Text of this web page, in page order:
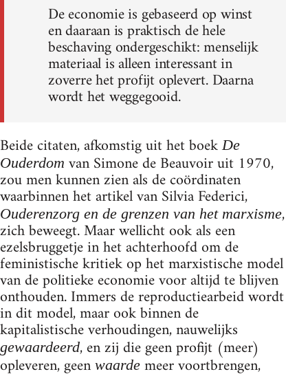
De economie is gebaseerd op winst
en daaraan is praktisch de hele
beschaving ondergeschikt: menselijk
materiaal is alleen interessant in
zoverre het profijt oplevert. Daarna
wordt het weggegooid.
Beide citaten, afkomstig uit het boekDe
Ouderdom van Simone de Beauvoir uit 1970,
zou men kunnen zien als de coördinaten
waarbinnen het artikel van Silvia Federici,
Ouderenzorg en de grenzen van het marxisme,
zich beweegt. Maar wellicht ook als een
ezelsbruggetje in het achterhoofd om de
feministische kritiek op het marxistische model
van de politieke economie voor altijd te blijven
onthouden. Immers de reproductiearbeid wordt
in dit model, maar ook binnen de
kapitalistische verhoudingen, nauwelijks
gewaardeerd, en zij die geen profijt (meer)
opleveren, geen waarde meer voortbrengen,